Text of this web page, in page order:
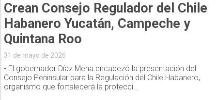
Crean Consejo Regulador del Chile
Habanero Yucatán, Campeche y
Quintana Roo
31 de mayo de 2026
• El gobernador Díaz Mena encabezó la presentación del
Consejo Peninsular para la Regulación del Chile Habanero,
organismo que fortalecerá la protecci...